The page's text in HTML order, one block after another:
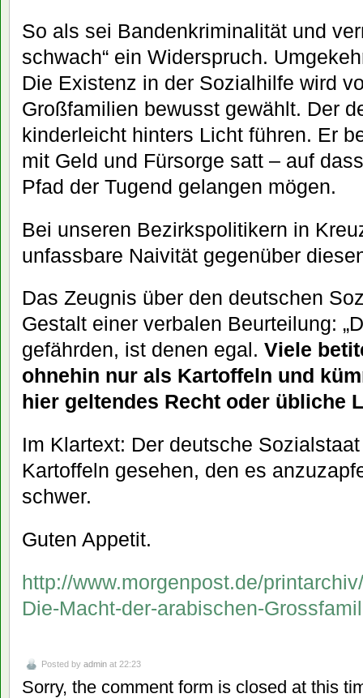
So als sei Bandenkriminalität und
schwach“ ein Widerspruch.
Die Existenz in der Sozialhilfe wird
Großfamilien bewusst gewählt. Der
kinderleicht hinters Licht führen. Er
mit Geld und Fürsorge satt – auf
Pfad der Tugend gelangen mögen.
Bei unseren Bezirkspolitikern in
unfassbare Naivität gegenüber
Das Zeugnis über den deutschen
Gestalt einer verbalen Beurteilung:
gefährden, ist denen egal. Viele
ohnehin nur als Kartoffeln und
hier geltendes Recht oder übliche
Im Klartext: Der deutsche
Kartoffeln gesehen, den es
schwer.
Guten Appetit.
http://www.morgenpost.de/
Die-Macht-der-arabischen-
Posted by admin at 22:23
Sorry, the comment form is closed at this